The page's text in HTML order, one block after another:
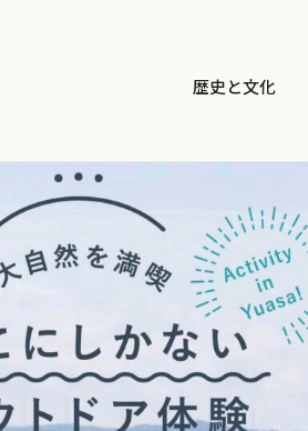
歴史と文化